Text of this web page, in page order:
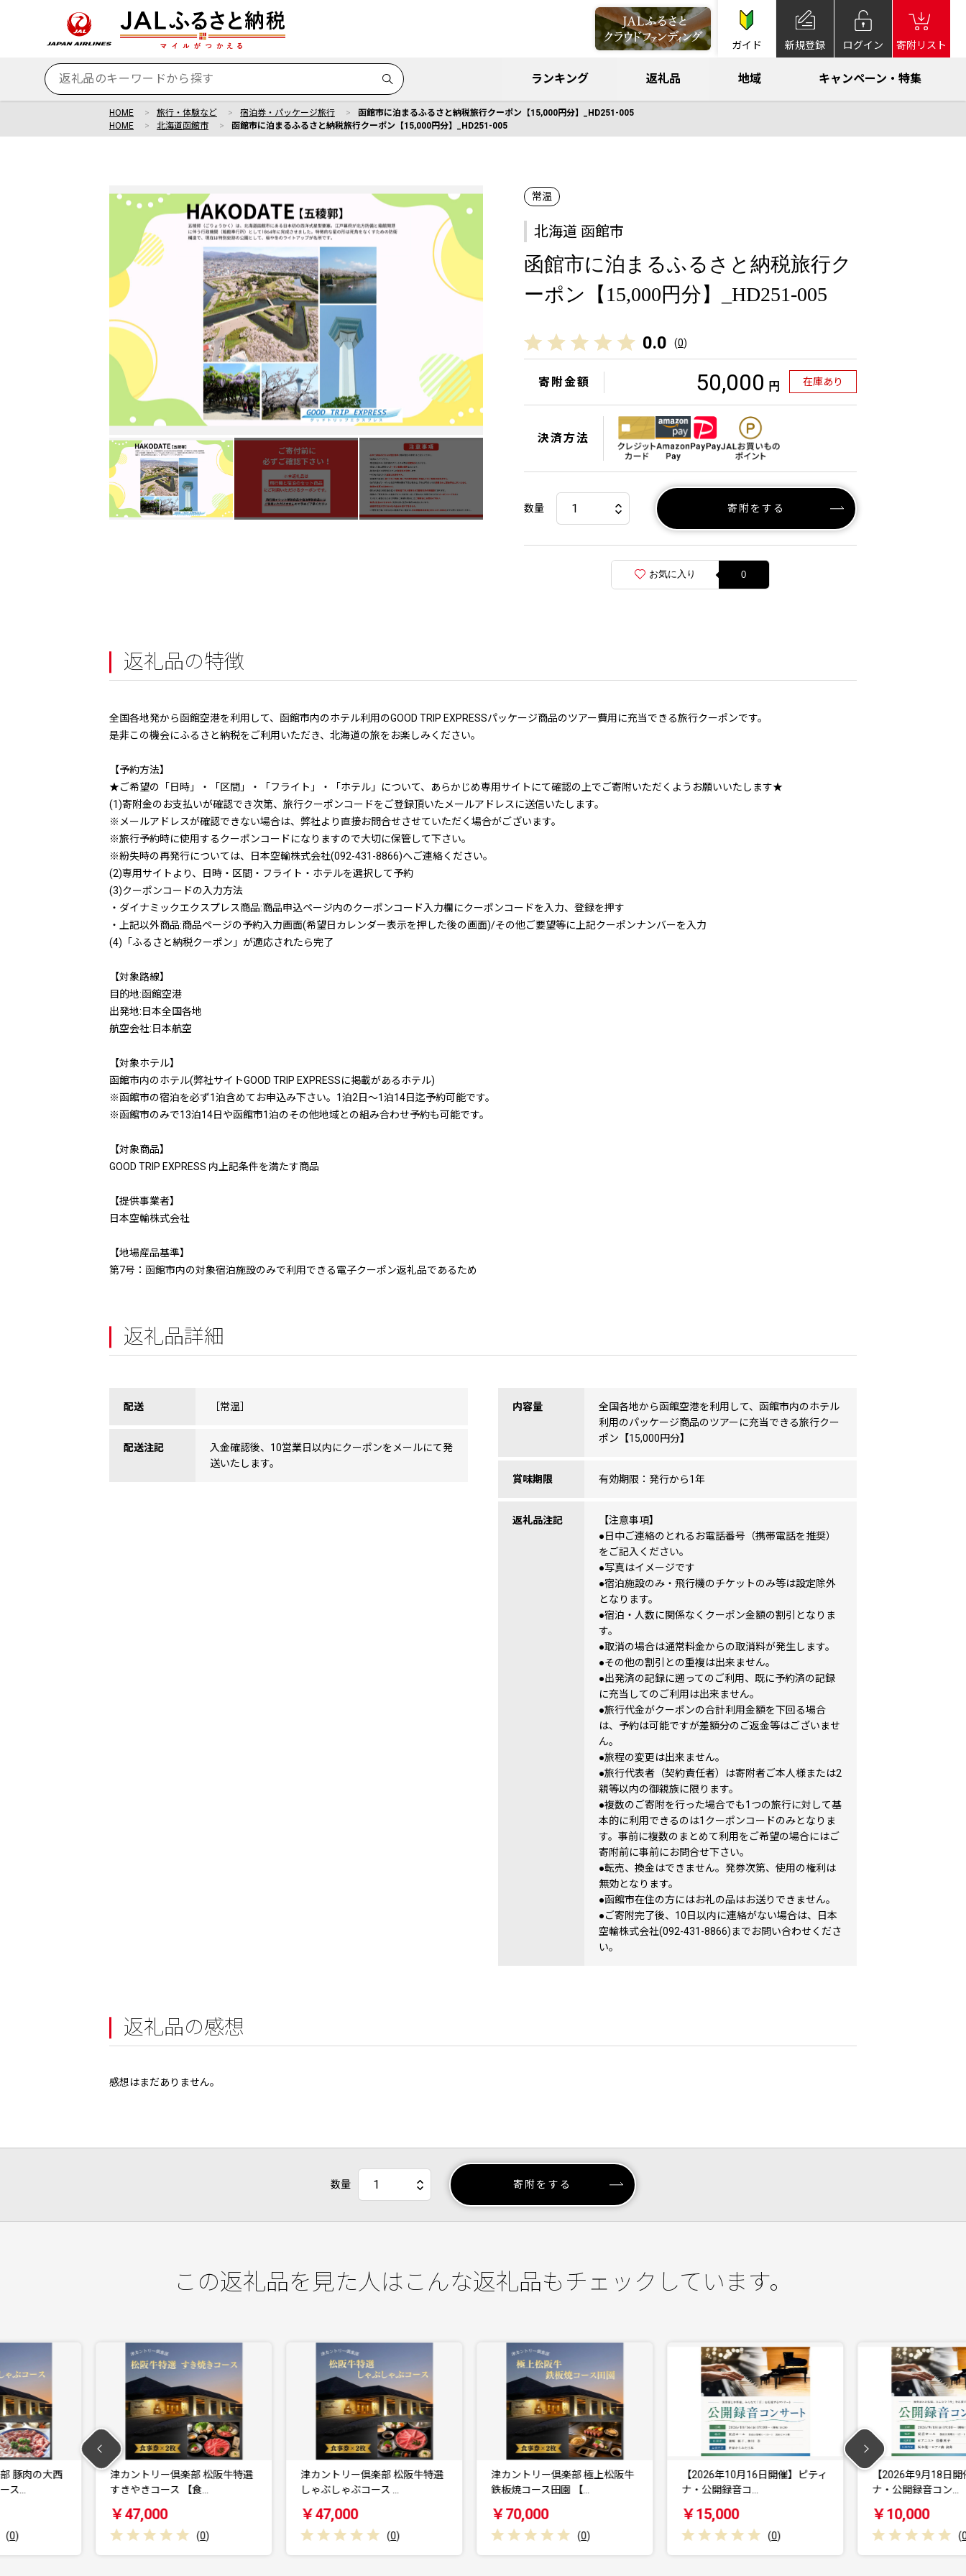
ガイド 新規登録 ログイン 寄附リスト
ランキング 返礼品 地域 キャンペーン・特集
HOME 旅行・体験など 宿泊券・パッケージ旅行
函館市に泊まるふるさと納税旅行クーポン【15,000円分】_HD251-005
HOME
北海道函館市 函館市に泊まるふるさと納税旅行クーポン【15,000円分】_HD251-005
常温
北海道 函館市
函館市に泊まるふるさと納税旅行ク
ーポン【15,000円分】_HD251-005
0.0 (0)
寄附金額 50,000 円 在庫あり
決済方法
数量 寄附をする
お気に入り 0
返礼品の特徴
全国各地発から函館空港を利用して、函館市内のホテル利用のGOOD TRIP EXPRESSパッケージ商品のツアー費用に充当できる旅行クーポンです。
是非この機会にふるさと納税をご利用いただき、北海道の旅をお楽しみください。
【予約方法】
★ご希望の「日時」・「区間」・「フライト」・「ホテル」について、あらかじめ専用サイトにて確認の上でご寄附いただくようお願いいたします★
(1)寄附金のお支払いが確認でき次第、旅行クーポンコードをご登録頂いたメールアドレスに送信いたします。
※メールアドレスが確認できない場合は、弊社より直接お問合せさせていただく場合がございます。
※旅行予約時に使用するクーポンコードになりますので大切に保管して下さい。
※紛失時の再発行については、日本空輸株式会社(092-431-8866)へご連絡ください。
(2)専用サイトより、日時・区間・フライト・ホテルを選択して予約
(3)クーポンコードの入力方法
・ダイナミックエクスプレス商品:商品申込ページ内のクーポンコード入力欄にクーポンコードを入力、登録を押す
・上記以外商品:商品ページの予約入力画面(希望日カレンダー表示を押した後の画面)/その他ご要望等に上記クーポンナンバーを入力
(4)「ふるさと納税クーポン」が適応されたら完了
【対象路線】
目的地:函館空港
出発地:日本全国各地
航空会社:日本航空
【対象ホテル】
函館市内のホテル(弊社サイトGOOD TRIP EXPRESSに掲載があるホテル)
※函館市の宿泊を必ず1泊含めてお申込み下さい。1泊2日～1泊14日迄予約可能です。
※函館市のみで13泊14日や函館市1泊のその他地域との組み合わせ予約も可能です。
【対象商品】
GOOD TRIP EXPRESS 内上記条件を満たす商品
【提供事業者】
日本空輸株式会社
【地場産品基準】
第7号：函館市内の対象宿泊施設のみで利用できる電子クーポン返礼品であるため
返礼品詳細
配送 ［常温］
配送注記
入金確認後、10営業日以内にクーポンをメールにて発
送いたします。
内容量
全国各地から函館空港を利用して、函館市内のホテル
利用のパッケージ商品のツアーに充当できる旅行クー
ポン【15,000円分】
賞味期限 有効期限：発行から1年
返礼品注記
【注意事項】
●日中ご連絡のとれるお電話番号（携帯電話を推奨）
をご記入ください。
●写真はイメージです
●宿泊施設のみ・飛行機のチケットのみ等は設定除外
となります。
●宿泊・人数に関係なくクーポン金額の割引となりま
す。
●取消の場合は通常料金からの取消料が発生します。
●その他の割引との重複は出来ません。
●出発済の記録に遡ってのご利用、既に予約済の記録
に充当してのご利用は出来ません。
●旅行代金がクーポンの合計利用金額を下回る場合
は、予約は可能ですが差額分のご返金等はございませ
ん。
●旅程の変更は出来ません。
●旅行代表者（契約責任者）は寄附者ご本人様または2
親等以内の御親族に限ります。
●複数のご寄附を行った場合でも1つの旅行に対して基
本的に利用できるのは1クーポンコードのみとなりま
す。事前に複数のまとめて利用をご希望の場合にはご
寄附前に事前にお問合せ下さい。
●転売、換金はできません。発券次第、使用の権利は
無効となります。
●函館市在住の方にはお礼の品はお送りできません。
●ご寄附完了後、10日以内に連絡がない場合は、日本
空輸株式会社(092-431-8866)までお問い合わせくださ
い。
返礼品の感想
感想はまだありません。
数量 寄附をする
この返礼品を見た人はこんな返礼品もチェックしています。
部 松阪牛特選
食…
津カントリー倶楽部 松阪牛特選
しゃぶしゃぶコース …
￥47,000
津カントリー倶楽部 極上松阪牛
鉄板焼コース田園 【…
￥70,000
【2026年10月16日開催】ピティ
ナ・公開録音コ…
￥15,000
【2026年9月18日開催】ピティ
ナ・公開録音コン…
￥10,000
与謝野町 馬と暮
験 馬と触れ合
￥15,000